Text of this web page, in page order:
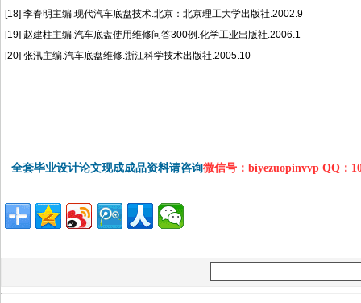
[18] 李春明主编.现代汽车底盘技术.北京：北京理工大学出版社.2002.9
[19] 赵建柱主编.汽车底盘使用维修问答300例.化学工业出版社.2006.1
[20] 张汛主编.汽车底盘维修.浙江科学技术出版社.2005.10
全套毕业设计论文现成成品资料请咨询微信号：biyezuopinvvp QQ